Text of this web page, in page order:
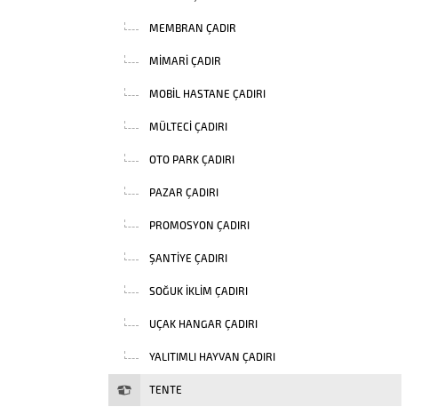
MEMBRAN ÇADIR
MIMARI ÇADIR
MOBIL HASTANE ÇADIRI
MÜLTECI ÇADIRI
OTO PARK ÇADIRI
PAZAR ÇADIRI
PROMOSYON ÇADIRI
ŞANTIYE ÇADIRI
SOĞUK İKLIM ÇADIRI
UÇAK HANGAR ÇADIRI
YALITIMLI HAYVAN ÇADIRI
TENTE